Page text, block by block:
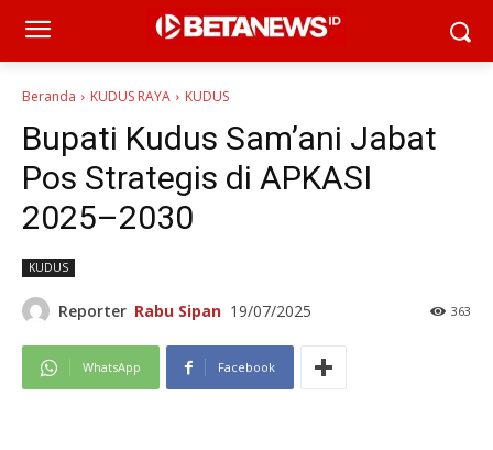
Beranda KUDUS RAYA KUDUS
Bupati Kudus Sam’ani Jabat
Pos Strategis di APKASI
2025–2030
KUDUS
Reporter Rabu Sipan 19/07/2025 363
WhatsApp Facebook